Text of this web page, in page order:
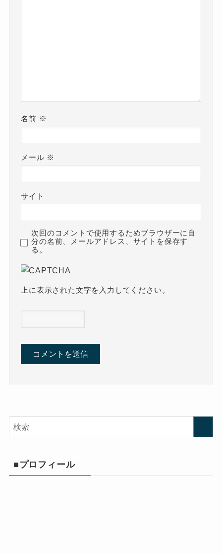
名前 ※
メール ※
サイト
次回のコメントで使用するためブラウザーに自
分の名前、メールアドレス、サイトを保存す
る。
上に表示された文字を入力してください。
■プロフィール